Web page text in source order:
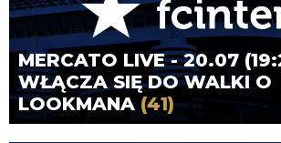
MERCATO LIVE - 20.07
WŁĄCZA SIĘ DO WALKI O
LOOKMANA (41)